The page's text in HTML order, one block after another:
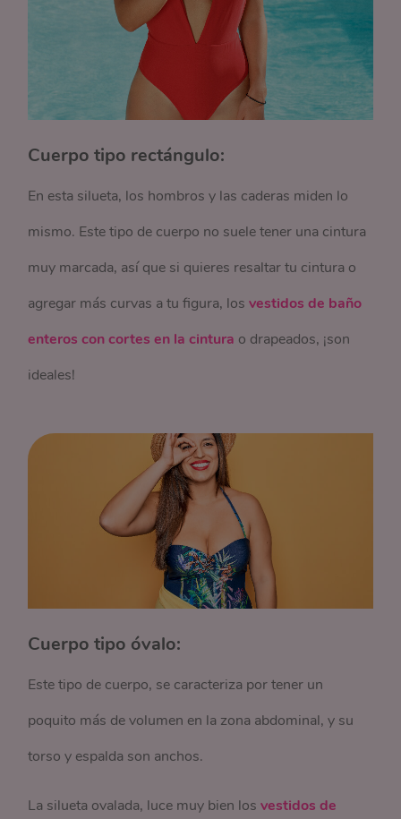
Cuerpo tipo rectángulo:
En esta silueta, los hombros y las caderas miden lo
mismo. Este tipo de cuerpo no suele tener una cintura
muy marcada, así que si quieres resaltar tu cintura o
agregar más curvas a tu figura, losvestidos de baño
enteros con cortes en la cintura o drapeados, ¡son
ideales!
Cuerpo tipo óvalo:
Este tipo de cuerpo, se caracteriza por tener un
poquito más de volumen en la zona abdominal, y su
torso y espalda son anchos.
La silueta ovalada, luce muy bien losvestidos de